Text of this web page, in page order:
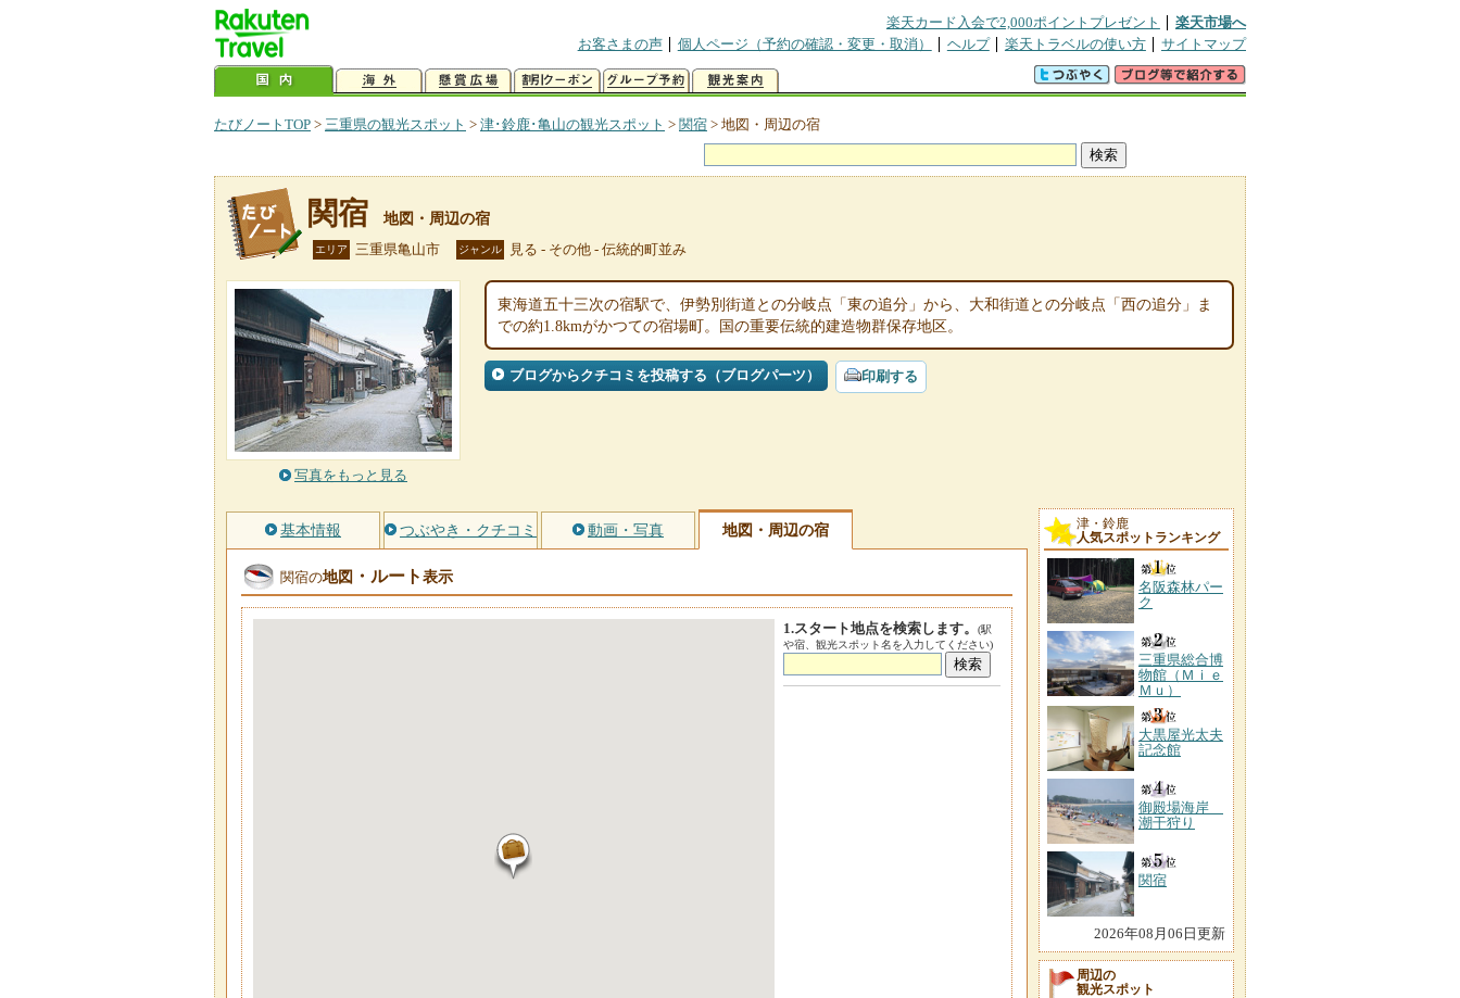
楽天カード入会で2,000ポイントプレゼント
楽天市場へ
お客さまの声
個人ページ（予約の確認・変更・取消） ヘルプ 楽天トラベルの使い方 サイトマップ
たびノートTOP > 三重県の観光スポット > 津･鈴鹿･亀山の観光スポット > 関宿 > 地図・周辺の宿
関宿 地図・周辺の宿
エリア 三重県亀山市 ジャンル 見る - その他 - 伝統的町並み
写真をもっと見る
東海道五十三次の宿駅で、伊勢別街道との分岐点「東の追分」から、大和街道との分岐点「西の追分」ま
での約1.8kmがかつての宿場町。国の重要伝統的建造物群保存地区。
ブログからクチコミを投稿する（ブログパーツ） 印刷する
基本情報 つぶやき・クチコミ 動画・写真 地図・周辺の宿
関宿の地図 ・ルート表示
1.スタート地点を検索します。
(駅
や宿、観光スポット名を入力してください)
津・鈴鹿
人気スポットランキング
名阪森林パー
ク
三重県総合博
物館（Ｍｉｅ
Ｍｕ）
大黒屋光太夫
記念館
御殿場海岸
潮干狩り
関宿
2026年08月06日更新
周辺の
観光スポット